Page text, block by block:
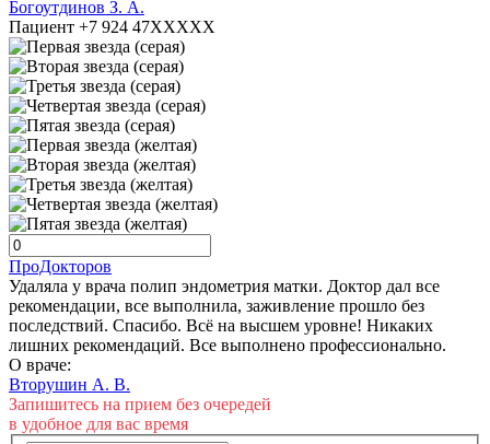
Богоутдинов З. А.
Пациент +7 924 47XXXXX
ПроДокторов
Удаляла у врача полип эндометрия матки. Доктор дал все
рекомендации, все выполнила, заживление прошло без
последствий. Спасибо. Всё на высшем уровне! Никаких
лишних рекомендаций. Все выполнено профессионально.
О враче:
Вторушин А. В.
Запишитесь на прием без очередей
в удобное для вас время